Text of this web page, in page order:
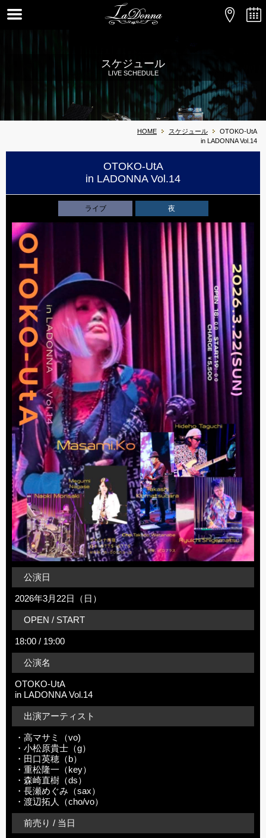
スケジュール
LIVE SCHEDULE
HOME スケジュール
OTOKO-UtA
in LADONNA Vol.14
OTOKO-UtA
in LADONNA Vol.14
ライブ 夜
公演日
2026年3月22日（日）
OPEN / START
18:00 / 19:00
公演名
OTOKO-UtA
in LADONNA Vol.14
出演アーティスト
・高マサミ（vo)
・小松原貴士（g）
・田口英穂（b）
・重松隆一（key）
・森崎直樹（ds）
・長瀬めぐみ（sax）
・渡辺拓人（cho/vo）
前売り / 当日